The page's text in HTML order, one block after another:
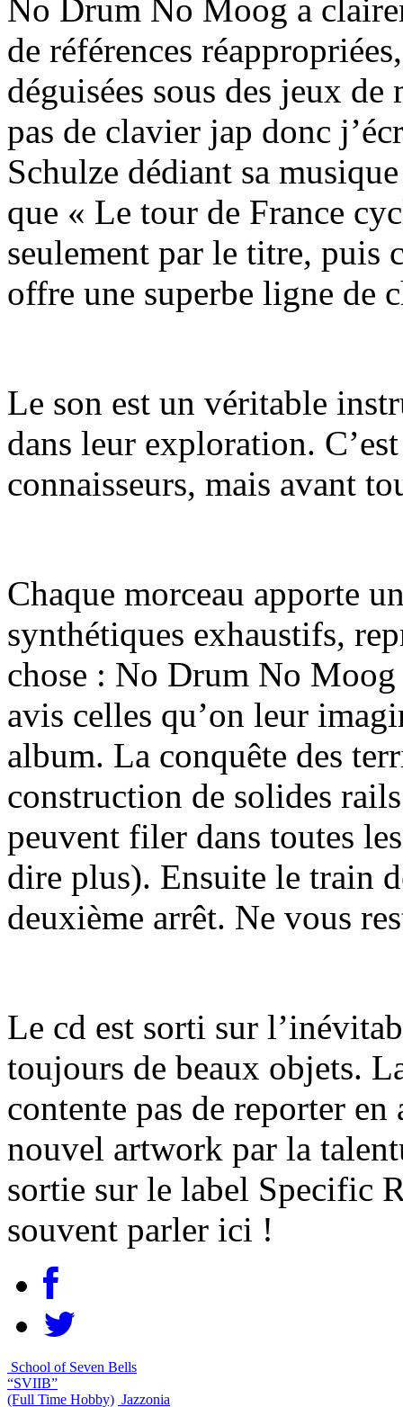
No Drum No Moog a
de références
déguisées sous des jeux
pas de clavier jap donc
Schulze dédiant sa
que « Le tour de France
seulement par le titre, puis
offre une superbe ligne de
Le son est un véritable
dans leur exploration.
connaisseurs, mais avant
Chaque morceau apporte
synthétiques exhaustifs,
chose : No Drum No Moog
avis celles qu’on leur
album. La conquête des
construction de solides
peuvent filer dans toutes
dire plus). Ensuite le train
deuxième arrêt. Ne vous
Le cd est sorti sur
toujours de beaux objets.
contente pas de reporter
nouvel artwork par la
sortie sur le label Specific
souvent parler ici !
School of Seven Bells
“SVIIB”
(Full Time Hobby) Jazzonia